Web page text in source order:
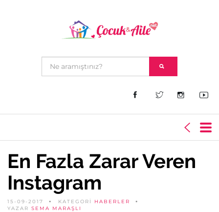
En Fazla Zarar Veren
Instagram
15-09-2017 KATEGORİ HABERLER
YAZAR SEMA MARAŞLI